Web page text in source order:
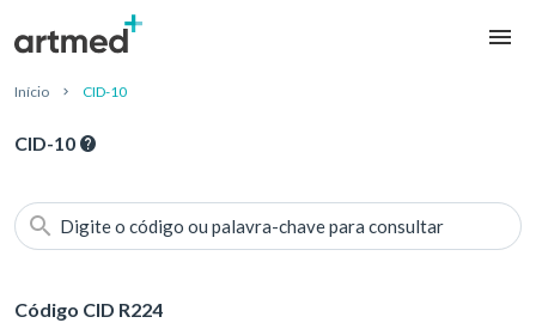
Início CID-10
CID-10
Digite o código ou palavra-chave para consultar
Código CID R224